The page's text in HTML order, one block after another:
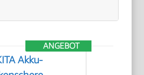
ANGEBOT
Akku-